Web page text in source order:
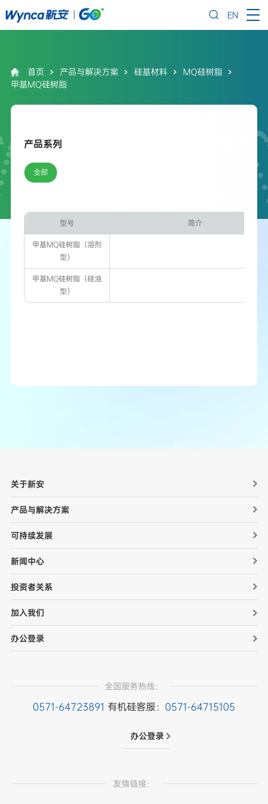
EN
首页 产品与解决方案 硅基材料
MQ硅树脂
甲基MQ硅树脂
产品系列
全部
型号 简介
甲基MQ硅树脂（溶剂
型）
甲基MQ硅树脂（硅油
型）
关于新安
产品与解决方案
可持续发展
新闻中心
投资者关系
加入我们
办公登录
全国服务热线：
0571-64723891 有机硅客服： 0571-64715105
办公登录
友情链接：